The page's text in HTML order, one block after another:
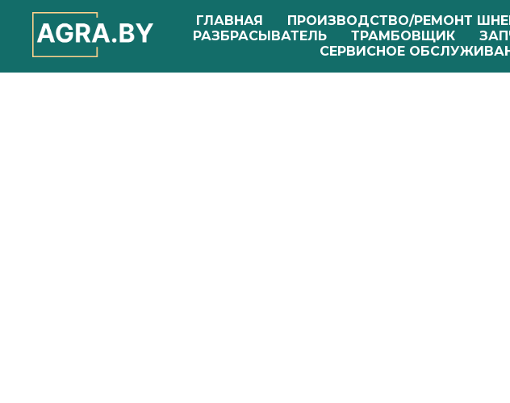
ГЛАВНАЯ
ПРОИЗВОДСТВО/РЕМОНТ
РАЗБРАСЫВАТЕЛЬ
ТРАМБОВЩИК
СЕРВИСНОЕ